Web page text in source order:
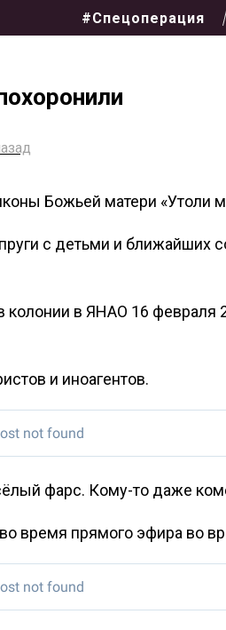
#Спецоперация
Божьей матери «Утоли
с детьми и ближайших
в ЯНАО 16 февраля
и иноагентов.
фарс. Кому-то даже
время прямого эфира во